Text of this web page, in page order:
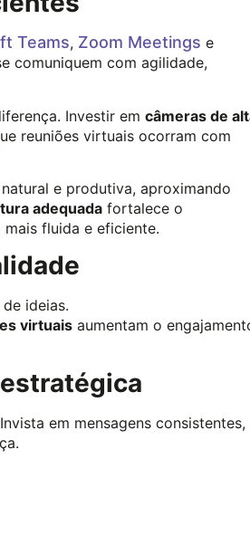
Teams, Zoom Meetings e
comuniquem com agilidade,
Investir em câmeras de
reuniões virtuais ocorram com
e produtiva, aproximando
adequada fortalece o
fluida e eficiente.
ideias.
virtuais aumentam o
em mensagens consistentes,